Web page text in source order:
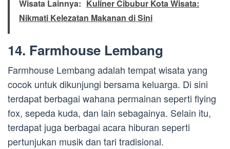
Wisata Lainnya: Kuliner Cibubur Kota Wisata:
Nikmati Kelezatan Makanan di Sini
14. Farmhouse Lembang
Farmhouse Lembang adalah tempat wisata yang
cocok untuk dikunjungi bersama keluarga. Di sini
terdapat berbagai wahana permainan seperti flying
fox, sepeda kuda, dan lain sebagainya. Selain itu,
terdapat juga berbagai acara hiburan seperti
pertunjukan musik dan tari tradisional.